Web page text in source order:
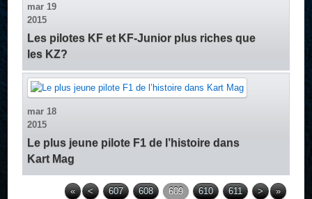
mar 19
2015
Les pilotes KF et KF-Junior plus riches que
les KZ?
mar 18
2015
Le plus jeune pilote F1 de l’histoire dans
Kart Mag
« < 607 608 609 610 611 > »